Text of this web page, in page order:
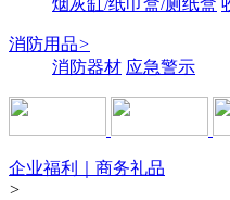
烟灰缸/纸巾盒/厕纸盒
消防用品>
消防器材 应急警示
企业福利｜商务礼品
>